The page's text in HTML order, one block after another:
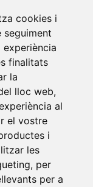
cookies i
finalitats
la
lloc web,
al
el vostre
i
les
, per
per a